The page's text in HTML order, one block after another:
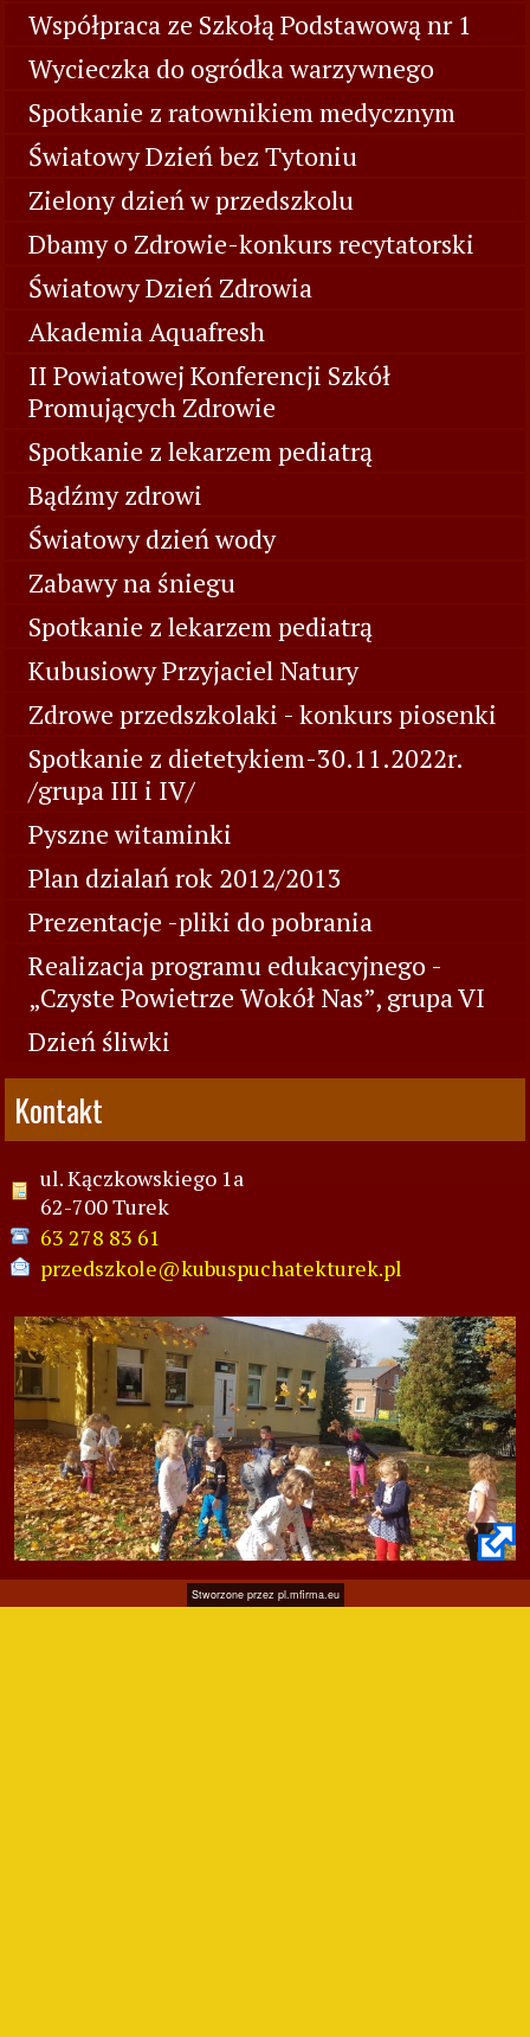
Współpraca ze Szkołą Podstawową nr 1
Wycieczka do ogródka warzywnego
Spotkanie z ratownikiem medycznym
Światowy Dzień bez Tytoniu
Zielony dzień w przedszkolu
Dbamy o Zdrowie-konkurs recytatorski
Światowy Dzień Zdrowia
Akademia Aquafresh
II Powiatowej Konferencji Szkół
Promujących Zdrowie
Spotkanie z lekarzem pediatrą
Bądźmy zdrowi
Światowy dzień wody
Zabawy na śniegu
Spotkanie z lekarzem pediatrą
Kubusiowy Przyjaciel Natury
Zdrowe przedszkolaki - konkurs piosenki
Spotkanie z dietetykiem-30.11.2022r.
/grupa III i IV/
Pyszne witaminki
Plan dzialań rok 2012/2013
Prezentacje -pliki do pobrania
Realizacja programu edukacyjnego -
„Czyste Powietrze Wokół Nas”, grupa VI
Dzień śliwki
Kontakt
ul. Kączkowskiego 1a
62-700 Turek
63 278 83 61
przedszkole@kubuspuchatekturek.pl
Stworzone przez pl.mfirma.eu